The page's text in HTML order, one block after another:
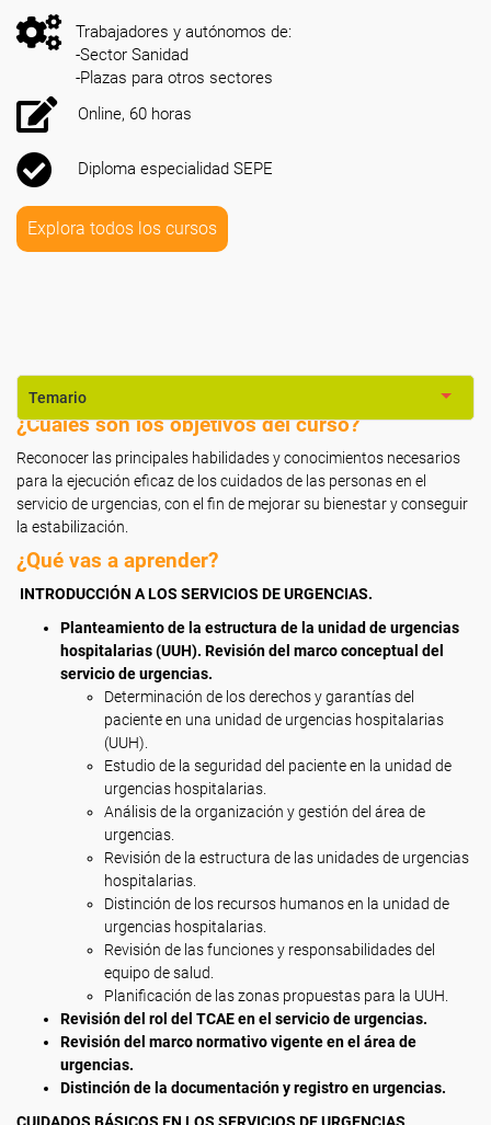
Trabajadores y autónomos de:
-Sector Sanidad
-Plazas para otros sectores
Online, 60 horas
Diploma especialidad SEPE
Explora todos los cursos
Temario
¿Cuáles son los objetivos del curso?
Reconocer las principales habilidades y conocimientos necesarios
para la ejecución eficaz de los cuidados de las personas en el
servicio de urgencias, con el fin de mejorar su bienestar y conseguir
la estabilización.
¿Qué vas a aprender?
INTRODUCCIÓN A LOS SERVICIOS DE URGENCIAS.
Planteamiento de la estructura de la unidad de urgencias
hospitalarias (UUH). Revisión del marco conceptual del
servicio de urgencias.
Determinación de los derechos y garantías del
paciente en una unidad de urgencias hospitalarias
(UUH).
Estudio de la seguridad del paciente en la unidad de
urgencias hospitalarias.
Análisis de la organización y gestión del área de
urgencias.
Revisión de la estructura de las unidades de urgencias
hospitalarias.
Distinción de los recursos humanos en la unidad de
urgencias hospitalarias.
Revisión de las funciones y responsabilidades del
equipo de salud.
Planificación de las zonas propuestas para la UUH.
Revisión del rol del TCAE en el servicio de urgencias.
Revisión del marco normativo vigente en el área de
urgencias.
Distinción de la documentación y registro en urgencias.